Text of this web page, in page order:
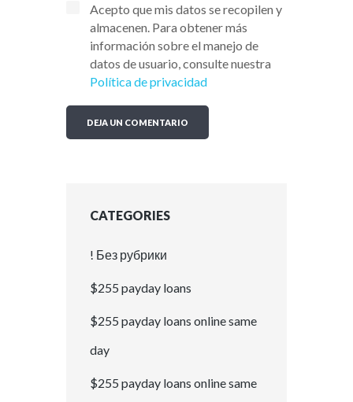
Acepto que mis datos se recopilen y
almacenen. Para obtener más
información sobre el manejo de
datos de usuario, consulte nuestra
Política de privacidad
CATEGORIES
! Без рубрики
$255 payday loans
$255 payday loans online same
day
$255 payday loans online same